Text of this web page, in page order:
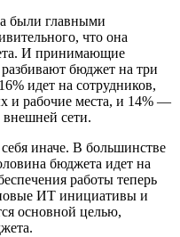
были главными
что она
И принимающие
бюджет на три
идет на сотрудников,
и рабочие места, и 14% —
сети.
иначе. В большинстве
бюджета идет на
работы теперь
ИТ инициативы и
основной целью,